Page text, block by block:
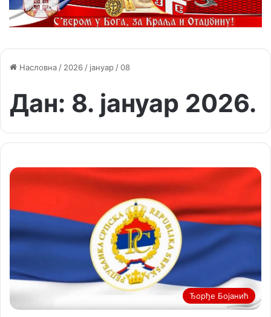
Насловна / 2026 / јануар /08
Дан: 8. јануар 2026.
Ђорђе Бојанић